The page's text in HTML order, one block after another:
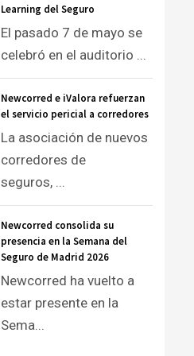
Learning del Seguro
El pasado 7 de mayo se
celebró en el auditorio ...
Newcorred e iValora refuerzan
el servicio pericial a corredores
La asociación de nuevos
corredores de
seguros, ...
Newcorred consolida su
presencia en la Semana del
Seguro de Madrid 2026
Newcorred ha vuelto a
estar presente en la
Sema...